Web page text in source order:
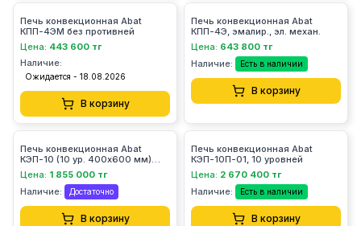
Печь конвекционная Abat
КПП-4ЭМ без противней
Цена: 443 600 тг
Наличие:
Ожидается - 18.08.2026
В корзину
Печь конвекционная Abat
КПП-4Э, эмалир., эл. механ.
Цена: 643 800 тг
Наличие:
Есть в наличии
В корзину
Печь конвекционная Abat
КЭП-10 (10 ур. 400х600 мм)
нерж., эл.механ.
Цена: 1 855 000 тг
Наличие:
Достаточно
В корзину
Печь конвекционная Abat
КЭП-10П-01, 10 уровней
Цена: 2 670 400 тг
Наличие:
Есть в наличии
В корзину